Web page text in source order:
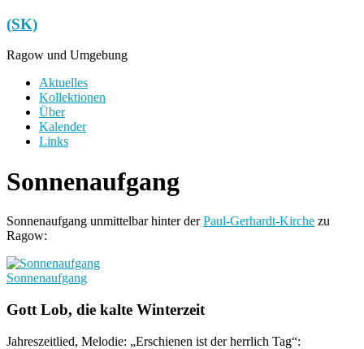
Zum
Inhalt
springen
(SK)
Ragow und Umgebung
Menü
Aktuelles
Kollektionen
Über
Kalender
Links
Sonnenaufgang
Sonnenaufgang unmittelbar hinter derPaul-Gerhardt-Kirche zu
Ragow:
Sonnenaufgang
Gott Lob, die kalte Winterzeit
Jahreszeitlied, Melodie: „Erschienen ist der herrlich Tag“: